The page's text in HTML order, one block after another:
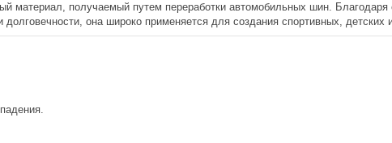
материал, получаемый путем переработки автомобильных шин.
она широко применяется для создания спортивных,